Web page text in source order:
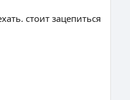
стоит зацепиться